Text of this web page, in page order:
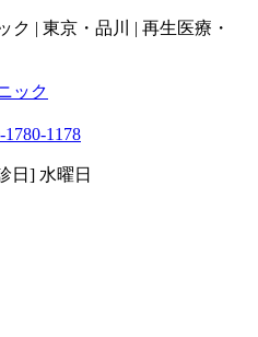
ク | 東京・品川 | 再生医療・
1780-1178
日] 水曜日